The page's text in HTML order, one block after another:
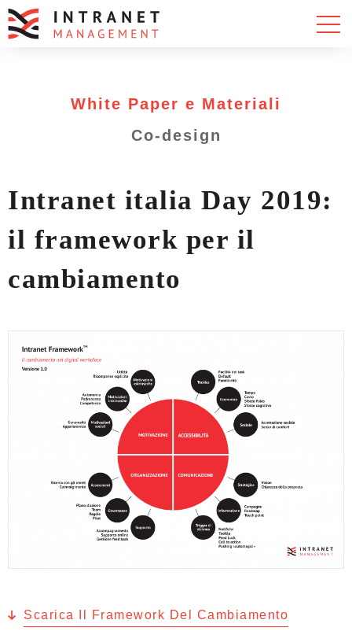
White Paper e Materiali
Co-design
Intranet italia Day 2019:
il framework per il
cambiamento
Scarica Il Framework Del Cambiamento